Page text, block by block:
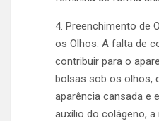
4. Preenchimento de
os Olhos: A falta de
contribuir para o
bolsas sob os olhos,
aparência cansada e
auxílio do colágeno,